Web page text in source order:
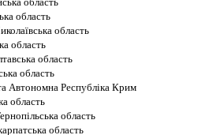
область
область
область
область
область
Автономна Республіка Крим
область
область
область